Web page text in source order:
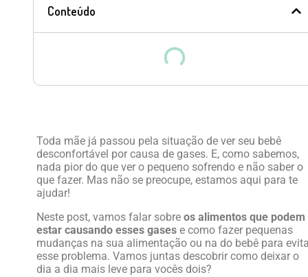
Conteúdo
Toda mãe já passou pela situação de ver seu bebê
desconfortável por causa de gases. E, como sabemos,
nada pior do que ver o pequeno sofrendo e não saber o
que fazer. Mas não se preocupe, estamos aqui para te
ajudar!
Neste post, vamos falar sobre os alimentos que podem
estar causando esses gases e como fazer pequenas
mudanças na sua alimentação ou na do bebê para
esse problema. Vamos juntas descobrir como deixar o
dia a dia mais leve para vocês dois?